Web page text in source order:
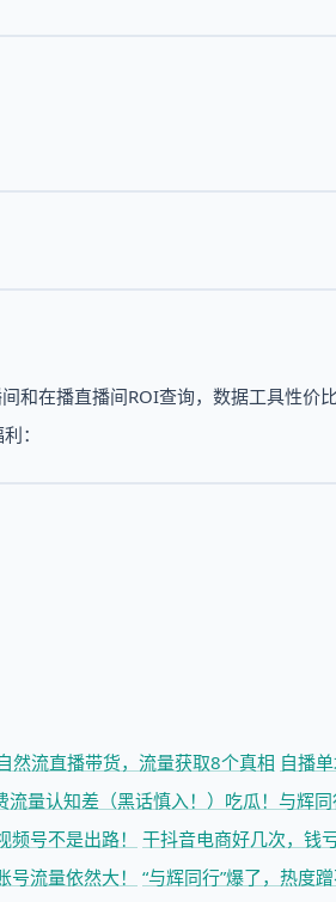
和在播直播间ROI查询，数据工具性价
：
然流直播带货，流量获取8个真相 自播
量认知差（黑话慎入！） 吃瓜！与辉
号不是出路！
干抖音电商好几次，钱
流量依然大！ “与辉同行”爆了，热度